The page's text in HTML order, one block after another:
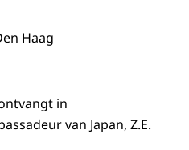
Haag
in
van Japan, Z.E.